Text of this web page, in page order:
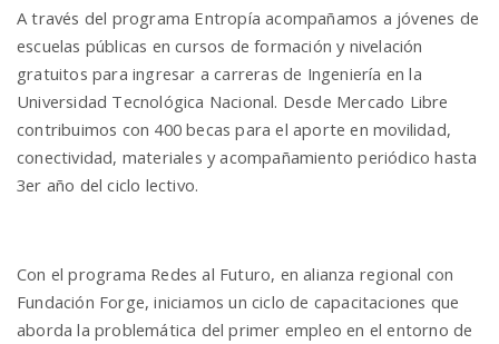
A través del programa Entropía acompañamos a jóvenes de
escuelas públicas en cursos de formación y nivelación
gratuitos para ingresar a carreras de Ingeniería en la
Universidad Tecnológica Nacional. Desde Mercado Libre
contribuimos con 400 becas para el aporte en movilidad,
conectividad, materiales y acompañamiento periódico hasta
3er año del ciclo lectivo.
Con el programa Redes al Futuro, en alianza regional con
Fundación Forge, iniciamos un ciclo de capacitaciones que
aborda la problemática del primer empleo en el entorno de